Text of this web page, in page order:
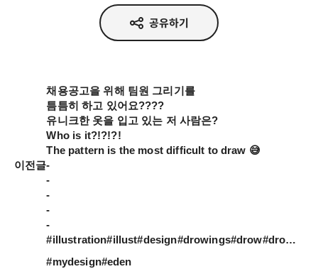
공유하기
이전글
채용공고을 위해 팀원 그리기를
틈틈히 하고 있어요????
유니크한 옷을 입고 있는 저 사람은?
Who is it?!?!?!
The pattern is the most difficult to draw 😅
-
-
-
-
-
#illustration#illust#design#drowings#drow#drowingart#artwork#artist#designer#patterndesign#일러스트#아티스트#드로잉#디자이너#그림스타그램#jtdesignlife#채용공고#스튜디오제이티#부산
#mydesign#eden